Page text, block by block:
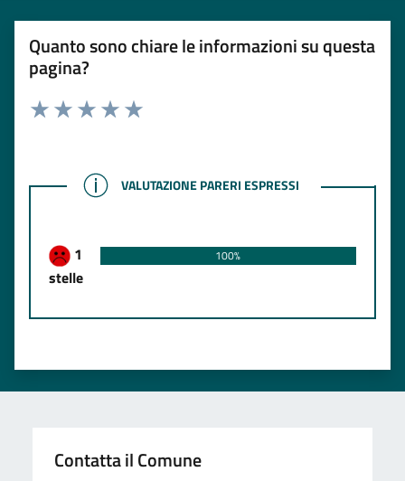
Quanto sono chiare le informazioni su questa
pagina?
Rating:
VALUTAZIONE PARERI ESPRESSI
VALUTAZIONE PARERI ESPRESSI
1
stelle
100%
Contatta il Comune